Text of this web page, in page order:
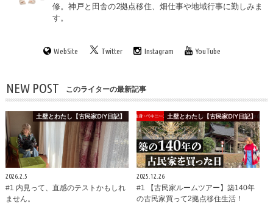
修。神戸と田舎の2拠点移住、畑仕事や地域行事に勤しみま
す。
WebSite Twitter Instagram YouTube
NEW POST このライターの最新記事
土壁とわたし【古民家DIY日記】
2026.2.5
#1 内見って、直感のテストかもしれ
ません。
土壁とわたし【古民家DIY日記】
2025.12.26
#1 【古民家ルームツアー】築140年
の古民家買って2拠点移住生活！